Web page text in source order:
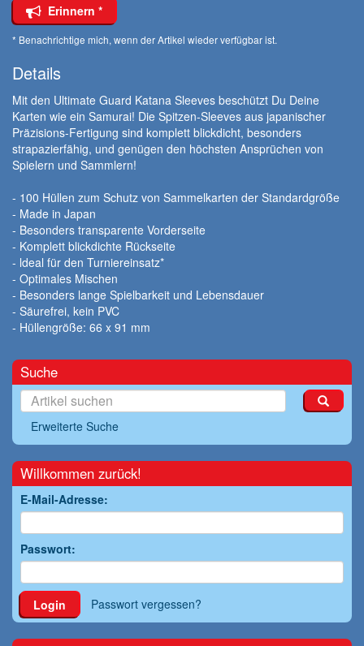
Erinnern *
* Benachrichtige mich, wenn der Artikel wieder verfügbar ist.
Details
Mit den Ultimate Guard Katana Sleeves beschützt Du Deine
Karten wie ein Samurai! Die Spitzen-Sleeves aus japanischer
Präzisions-Fertigung sind komplett blickdicht, besonders
strapazierfähig, und genügen den höchsten Ansprüchen von
Spielern und Sammlern!
- 100 Hüllen zum Schutz von Sammelkarten der Standardgröße
- Made in Japan
- Besonders transparente Vorderseite
- Komplett blickdichte Rückseite
- ldeal für den Turniereinsatz*
- Optimales Mischen
- Besonders lange Spielbarkeit und Lebensdauer
- Säurefrei, kein PVC
- Hüllengröße: 66 x 91 mm
Suche
Erweiterte Suche
Willkommen zurück!
E-Mail-Adresse:
Passwort:
Login Passwort vergessen?